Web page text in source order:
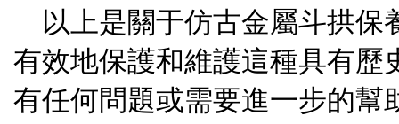
以上是關于仿古金屬斗拱
有效地保護和維護這種具有歷
有任何問題或需要進一步的幫